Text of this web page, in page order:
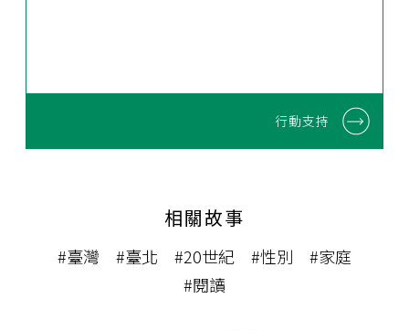
行動支持
相關故事
#臺灣 #臺北 #20世紀 #性別
#家庭
#閱讀